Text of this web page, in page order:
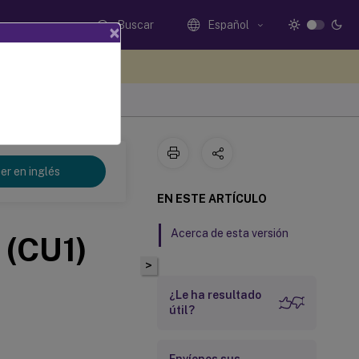
Buscar Español
en inglés
>
EN ESTE ARTÍCULO
Acerca de esta versión
¿Le ha resultado
útil?
×